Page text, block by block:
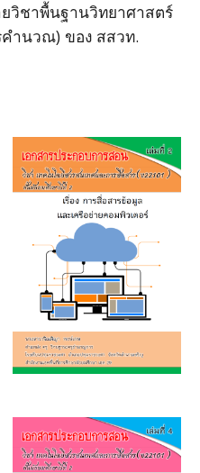
ยวิชาพื้นฐานวิทยาศาสตร์
คำนวณ) ของ สสวท.